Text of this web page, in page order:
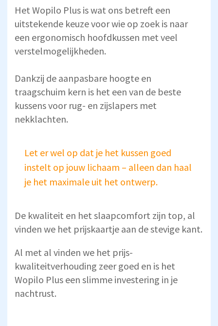
Het Wopilo Plus is wat ons betreft een
uitstekende keuze voor wie op zoek is naar
een ergonomisch hoofdkussen met veel
verstelmogelijkheden.
Dankzij de aanpasbare hoogte en
traagschuim kern is het een van de beste
kussens voor rug- en zijslapers met
nekklachten.
Let er wel op dat je het kussen goed
instelt op jouw lichaam – alleen dan haal
je het maximale uit het ontwerp.
De kwaliteit en het slaapcomfort zijn top, al
vinden we het prijskaartje aan de stevige kant.
Al met al vinden we het prijs-
kwaliteitverhouding zeer goed en is het
Wopilo Plus een slimme investering in je
nachtrust.